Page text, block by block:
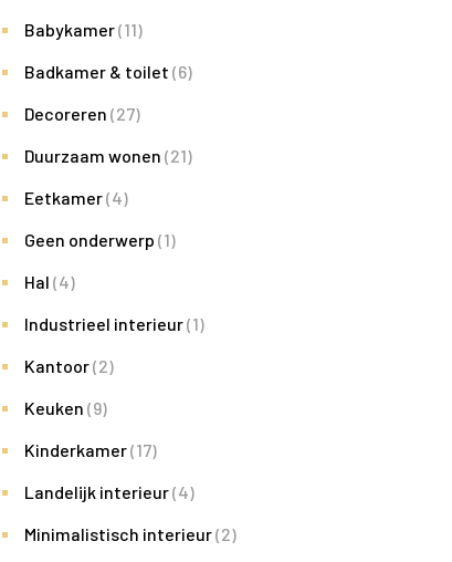
Babykamer(11)
Badkamer & toilet (6)
Decoreren (27)
Duurzaam wonen (21)
Eetkamer(4)
Geen onderwerp (1)
Hal (4)
Industrieel interieur(1)
Kantoor(2)
Keuken (9)
Kinderkamer(17)
Landelijk interieur(4)
Minimalistisch interieur(2)